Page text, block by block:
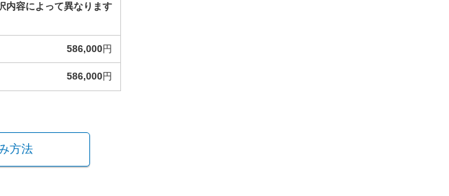
内容によって異なります
586,000円
586,000円
方法